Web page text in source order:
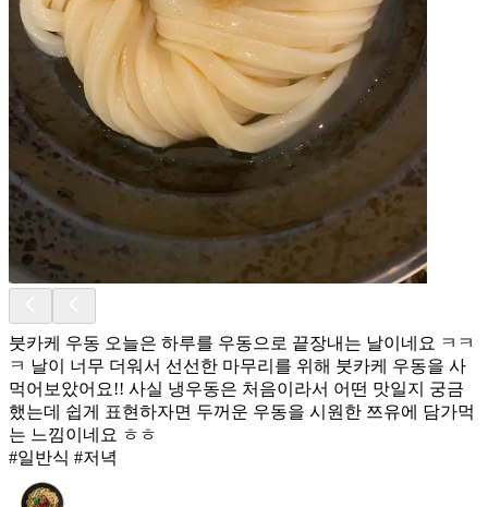
붓카케 우동 오늘은 하루를 우동으로 끝장내는 날이네요 ㅋㅋ
ㅋ 날이 너무 더워서 선선한 마무리를 위해 붓카케 우동을 사
먹어보았어요!! 사실 냉우동은 처음이라서 어떤 맛일지 궁금
했는데 쉽게 표현하자면 두꺼운 우동을 시원한 쯔유에 담가먹
는 느낌이네요 ㅎㅎ
#일반식 #저녁